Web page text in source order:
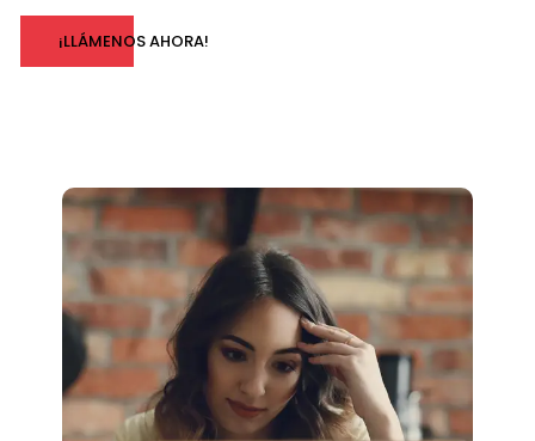
¡LLÁMENOS AHORA!